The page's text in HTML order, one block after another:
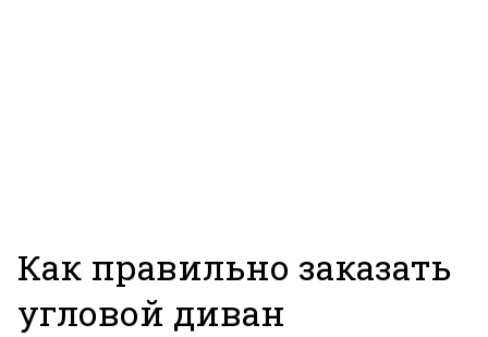
Как правильно заказать
угловой диван